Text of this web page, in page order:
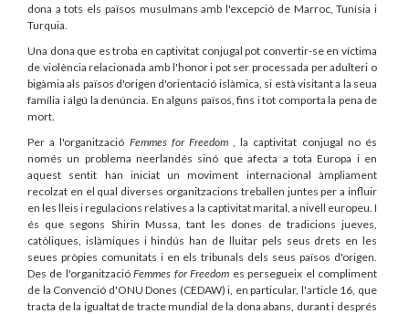
dona a tots els països musulmans amb l'excepció de Marroc, Tunísia i
Turquia.
Una dona que es troba en captivitat conjugal pot convertir-se en víctima
de violència relacionada amb l'honor i pot ser processada per adulteri o
bigàmia als països d'origen d'orientació islàmica, si està visitant a la seua
família i algú la denúncia. En alguns països, fins i tot comporta la pena de
mort.
Per a l'organització Femmes for Freedom, la captivitat conjugal no és
només un problema neerlandés sinó que afecta a tota Europa i en
aquest sentit han iniciat un moviment internacional àmpliament
recolzat en el qual diverses organitzacions treballen juntes per a influir
en les lleis i regulacions relatives a la captivitat marital, a nivell europeu. I
és que segons Shirin Mussa, tant les dones de tradicions jueves,
catòliques, islàmiques i hindús han de lluitar pels seus drets en les
seues pròpies comunitats i en els tribunals dels seus països d'origen.
Des de l'organitzacióFemmes for Freedom es persegueix el compliment
de la Convenció d'ONU Dones (CEDAW) i, en particular, l'article 16, que
tracta de la igualtat de tracte mundial de la dona abans, durant i després